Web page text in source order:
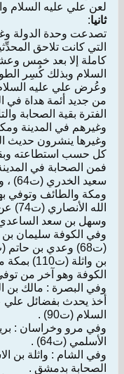
لعن علي عليه السلام
ثانيا:
تصدعت وحدة الدولة
التي كانت تلاحق
كاملة إلا بعد خمس
السلام وبذلك كُسِر
وعُرض علي عليه
من جديد أئمة هداة في
الفترة بقية الصحابة
وغيرهم في المدينة
وغيرها ينشرون حديث
كل حسب استطاعته
ومكة والطائف وتوفي
وسهل بن سعد الساعدي
بن واثلة
الكوفة وهو آخر من
أخذ يحدث بفضائل علي
السلام (ت90) .
الأسلمي (ت64) .
الصحابة بدمشق .